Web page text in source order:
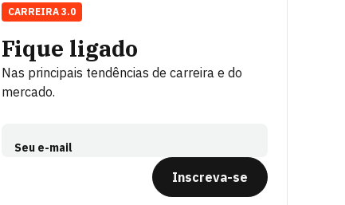
Fique ligado
Nas principais tendências de carreira e do
mercado.
Seu e-mail
Inscreva-se
CARREIRA 3.0